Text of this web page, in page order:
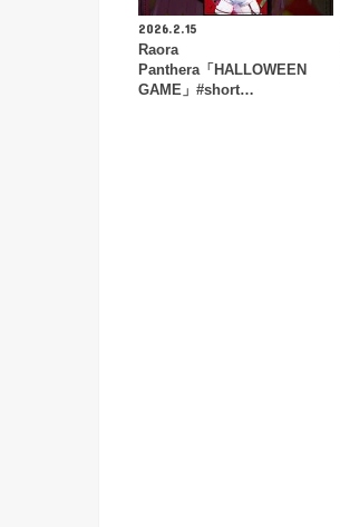
2026.2.15
Raora
Panthera「HALLOWEEN
GAME」#short…